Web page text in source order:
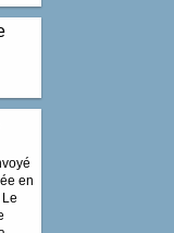
en